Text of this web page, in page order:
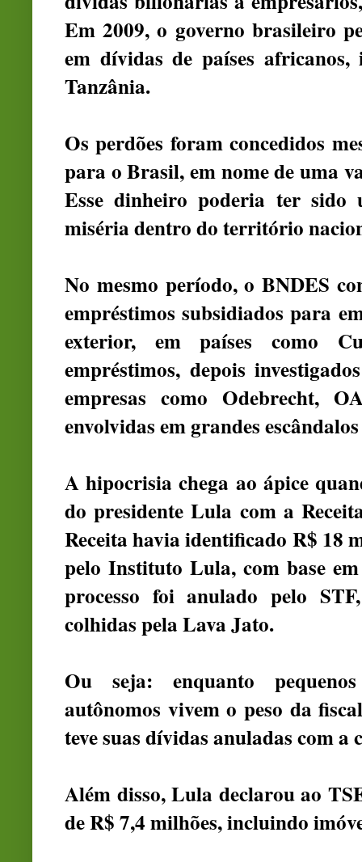
Em 2009, o governo brasileiro
em dívidas de países
Tanzânia.
Os perdões foram concedidos
para o Brasil, em nome de uma
Esse dinheiro poderia ter sido
miséria dentro do território
No mesmo período, o BNDES
empréstimos subsidiados para
exterior, em países como
empréstimos, depois
empresas como Odebrecht,
envolvidas em grandes
A hipocrisia chega ao ápice
do presidente Lula com a
Receita havia identificado R$ 18
pelo Instituto Lula, com base
processo foi anulado pelo
colhidas pela Lava Jato.
Ou seja: enquanto
autônomos vivem o peso da
teve suas dívidas anuladas com a
Além disso, Lula declarou ao
de R$ 7,4 milhões, incluindo